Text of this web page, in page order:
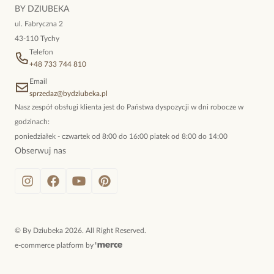
BY DZIUBEKA
ul. Fabryczna 2
43-110 Tychy
Telefon
+48 733 744 810
Email
sprzedaz@bydziubeka.pl
Nasz zespół obsługi klienta jest do Państwa dyspozycji w dni robocze w
godzinach:
poniedziałek - czwartek od 8:00 do 16:00 piatek od 8:00 do 14:00
Obserwuj nas
© By Dziubeka 2026. All Right Reserved.
e-commerce platform by